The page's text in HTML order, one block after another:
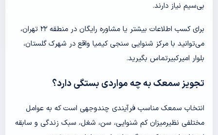
بی‌سیم نیاز دارند.
برای کسب اطلاعات بیشتر یا مشاوره رایگان در منطقه ۲۲ تهران،
می‌توانید با مرکز شنوایی سنجی کیمیا واقع در شهرک گلستان،
بلوار امیرکبیرتماس بگیرید.
تجویز سمعک به چه مواردی بستگی دارد؟
انتخاب سمعک مناسب فرآیندی چندوجهی است که به عوامل
مختلفی نظیرمیزان کم شنوایی، سن، شغل، سبک زندگی و سابقه